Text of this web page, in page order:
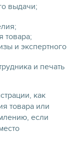
выдачи;
товара;
и экспертного
и печать
как
товара или
если